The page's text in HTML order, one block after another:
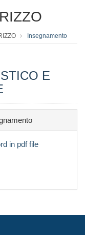
Insegnamento
E
in pdf file